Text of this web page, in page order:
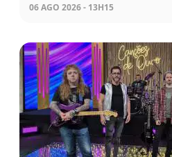
06 AGO 2026 - 13H15